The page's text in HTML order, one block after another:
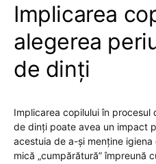
Implicarea
alegerea
de dinți
Implicarea copilului în
de dinți poate avea un impact
acestuia de a-și menține
mică „cumpărătură” împreună